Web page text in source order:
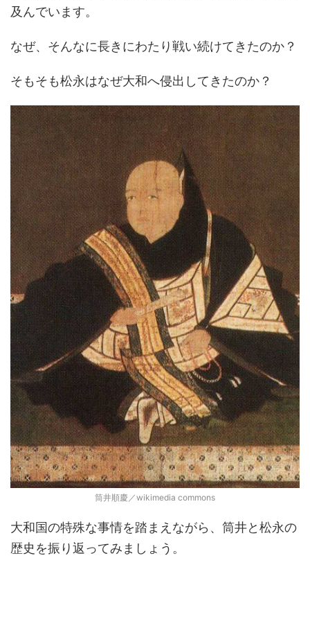
及んでいます。
なぜ、そんなに長きにわたり戦い続けてきたのか？
そもそも松永はなぜ大和へ侵出してきたのか？
筒井順慶／wikimedia commons
大和国の特殊な事情を踏まえながら、筒井と松永の
歴史を振り返ってみましょう。